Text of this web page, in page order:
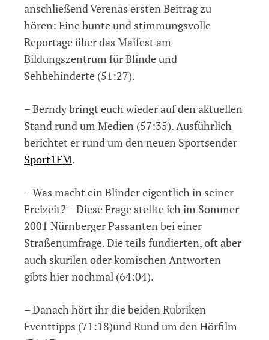
anschließend Verenas ersten Beitrag zu
hören: Eine bunte und stimmungsvolle
Reportage über das Maifest am
Bildungszentrum für Blinde und
Sehbehinderte (51:27).
– Berndy bringt euch wieder auf den aktuellen
Stand rund um Medien (57:35). Ausführlich
berichtet er rund um den neuen Sportsender
Sport1FM.
– Was macht ein Blinder eigentlich in seiner
Freizeit? – Diese Frage stellte ich im Sommer
2001 Nürnberger Passanten bei einer
Straßenumfrage. Die teils fundierten, oft aber
auch skurilen oder komischen Antworten
gibts hier nochmal (64:04).
– Danach hört ihr die beiden Rubriken
Eventtipps (71:18)und Rund um den Hörfilm